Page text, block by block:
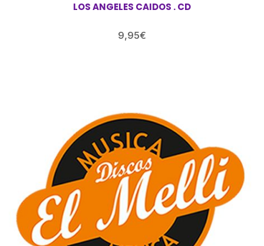
LOS ANGELES CAIDOS . CD
9,95€